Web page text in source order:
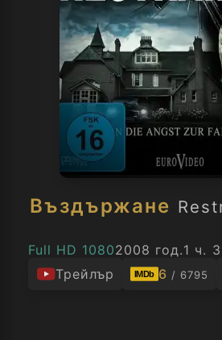
Въздържане
Full HD 10802008 год.1 ч.
Трейлър
IMDb 6 / 6795